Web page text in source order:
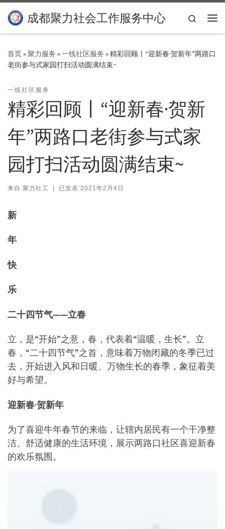
Skip to content
成都聚力社会工作服务中心
Search
首页»聚力服务 »一线社区服务 »精彩回顾丨“迎新春·贺新年”两路口
老街参与式家园打扫活动圆满结束~
一线社区服务
精彩回顾丨“迎新春·贺新
年”两路口老街参与式家
园打扫活动圆满结束~
来自 聚力社工 | 已发表 2021年2月4日
新
年
快
乐
二十四节气——立春
立，是“开始”之意，春，代表着“温暖，生长”。立
春，“二十四节气”之首，意味着万物闭藏的冬季已过
去，开始进入风和日暖、万物生长的春季，象征着美
好与希望。
迎新春·贺新年
为了喜迎牛年春节的来临，让辖内居民有一个干净整
洁、舒适健康的生活环境，展示两路口社区喜迎新春
的欢乐氛围。